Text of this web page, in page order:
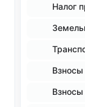
Налог
Взносы